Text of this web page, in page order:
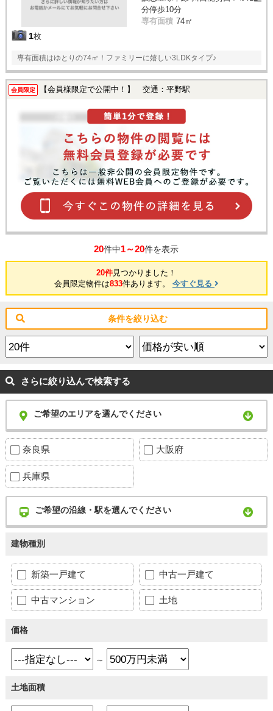
1枚
分停歩10分
専有面積 74㎡
専有面積はゆとりの74㎡！ファミリーに嬉しい3LDKタイプ♪
会員限定 【会員様限定で公開中！】 交通：平野駅
20件中1～20件を表示
20件見つかりました！
会員限定物件は833件あります。 今すぐ見る
条件を絞り込む
さらに絞り込んで検索する
ご希望のエリアを選んでください
奈良県 大阪府
兵庫県
ご希望の沿線・駅を選んでください
建物種別
新築一戸建て 中古一戸建て
中古マンション 土地
価格
～
土地面積